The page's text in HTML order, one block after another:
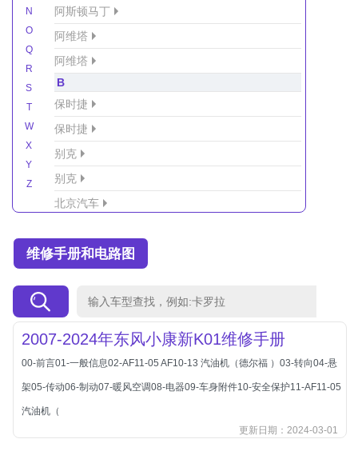
N
O
Q
R
S
T
W
X
Y
Z
阿斯顿马丁
阿维塔
阿维塔
B
保时捷
保时捷
别克
别克
北京汽车
北京越野车
北汽制造
维修手册和电路图
2007-2024年东风小康新K01维修手册
00-前言01-一般信息02-AF11-05 AF10-13 汽油机（德尔福 ）03-转向04-悬
架05-传动06-制动07-暖风空调08-电器09-车身附件10-安全保护11-AF11-05
汽油机（
更新日期：2024-03-01